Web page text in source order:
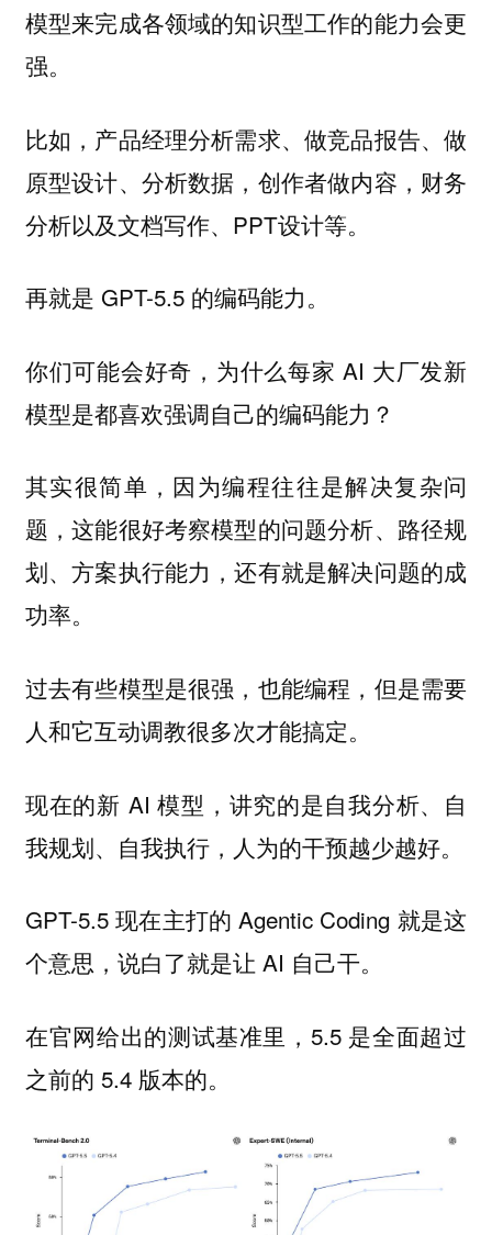
模型来完成各领域的知识型工作的能力会更
强。
比如，产品经理分析需求、做竞品报告、做
原型设计、分析数据，创作者做内容，财务
分析以及文档写作、PPT设计等。
再就是 GPT-5.5 的编码能力。
你们可能会好奇，为什么每家 AI 大厂发新
模型是都喜欢强调自己的编码能力？
其实很简单，因为编程往往是解决复杂问
题，这能很好考察模型的问题分析、路径规
划、方案执行能力，还有就是解决问题的成
功率。
过去有些模型是很强，也能编程，但是需要
人和它互动调教很多次才能搞定。
现在的新 AI 模型，讲究的是自我分析、自
我规划、自我执行，人为的干预越少越好。
GPT-5.5 现在主打的 Agentic Coding 就是这
个意思，说白了就是让 AI 自己干。
在官网给出的测试基准里，5.5 是全面超过
之前的 5.4 版本的。